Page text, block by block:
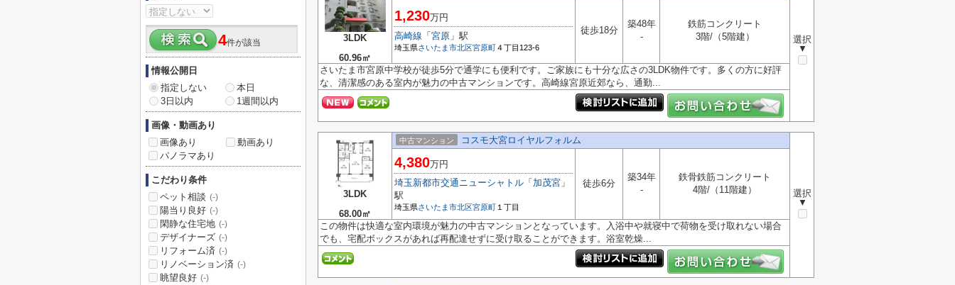
3LDK
60.96㎡
選択
▼
1,230万円
高崎線 「 宮原 」駅
埼玉県さいたま市北区宮原町４丁目123-6
徒歩18分
築48年
-
鉄筋コンクリート
3階/（5階建）
さいたま市宮原中学校が徒歩5分で通学にも便利です。ご家族にも十分な広さの3LDK物件です。多くの方に好評
な、清潔感のある室内が魅力の中古マンションです。高崎線宮原近郊なら、通勤...
3LDK
68.00㎡
中古マンション コスモ大宮ロイヤルフォルム
選択
▼
4,380万円
埼玉新都市交通ニューシャトル 「 加茂宮 」
駅
埼玉県さいたま市北区宮原町 １丁目
徒歩6分
築34年
-
鉄骨鉄筋コンクリート
4階/（11階建）
この物件は快適な室内環境が魅力の中古マンションとなっています。入浴中や就寝中で荷物を受け取れない場合
でも、宅配ボックスがあれば再配達せずに受け取ることができます。浴室乾燥...
4件が該当
情報公開日
指定しない
本日
3日以内
1週間以内
画像・動画あり
画像あり
動画あり
パノラマあり
こだわり条件
ペット相談 (-)
陽当り良好 (-)
閑静な住宅地 (-)
デザイナーズ (-)
リフォーム済 (-)
リノベーション済 (-)
眺望良好 (-)